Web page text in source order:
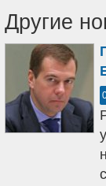
Другие